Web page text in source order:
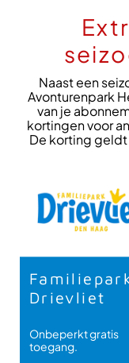
Naast een
Avonturenpark
van je
kortingen voor
De korting
gratis